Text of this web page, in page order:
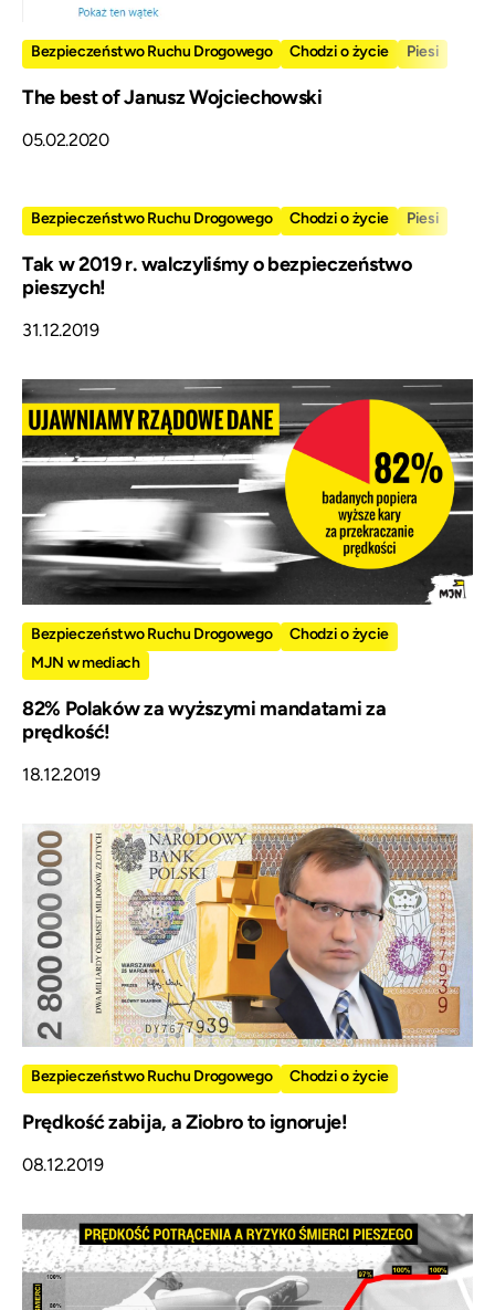
Bezpieczeństwo Ruchu Drogowego Chodzi o życie Piesi
The best of Janusz Wojciechowski
05.02.2020
Bezpieczeństwo Ruchu Drogowego Chodzi o życie Piesi
Tak w 2019 r. walczyliśmy o bezpieczeństwo
pieszych!
31.12.2019
Bezpieczeństwo Ruchu Drogowego
Chodzi o życie
MJN w mediach
82% Polaków za wyższymi mandatami za
prędkość!
18.12.2019
Bezpieczeństwo Ruchu Drogowego Chodzi o życie
Prędkość zabija, a Ziobro to ignoruje!
08.12.2019